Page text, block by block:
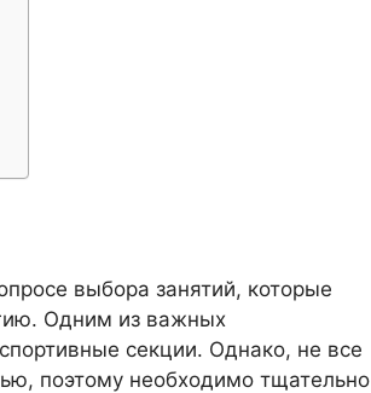
выбора занятий, которые
Одним из важных
секции. Однако, не все
поэтому необходимо тщательно